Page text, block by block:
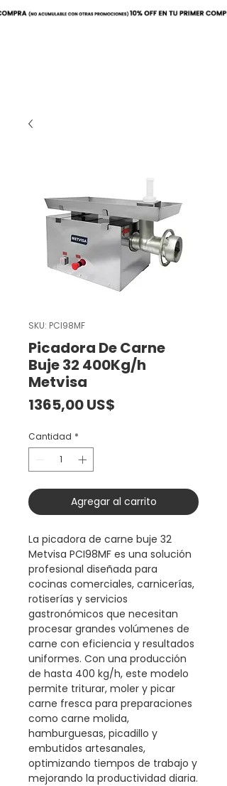
SKU: PCI98MF
Picadora De Carne
Buje 32 400Kg/h
Metvisa
1365,00 US$
Cantidad *
Agregar al carrito
La picadora de carne buje 32
Metvisa PCI98MF es una solución
profesional diseñada para
cocinas comerciales, carnicerías,
rotiserías y servicios
gastronómicos que necesitan
procesar grandes volúmenes de
carne con eficiencia y resultados
uniformes. Con una producción
de hasta 400 kg/h, este modelo
permite triturar, moler y picar
carne fresca para preparaciones
como carne molida,
hamburguesas, picadillo y
embutidos artesanales,
optimizando tiempos de trabajo y
mejorando la productividad diaria.